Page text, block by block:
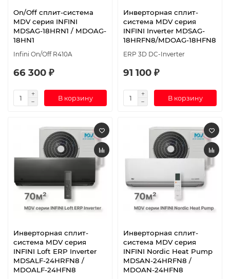
On/Off cплит-система
MDV серия INFINI
MDSAG-18HRN1 / MDOAG-
18HN1
Infini On/Off R410A
66 300 ₽
В корзину
Инверторная сплит-
система MDV серия
INFINI Inverter MDSAG-
18HRFN8/MDOAG-18HFN8
ERP 3D DC-Inverter
91 100 ₽
В корзину
Инверторная сплит-
система MDV серия
INFINI Loft ERP Inverter
MDSALF-24HRFN8 /
MDOALF-24HFN8
Инверторная сплит-
система MDV серия
INFINI Nordic Heat Pump
MDSAN-24HRFN8 /
MDOAN-24HFN8